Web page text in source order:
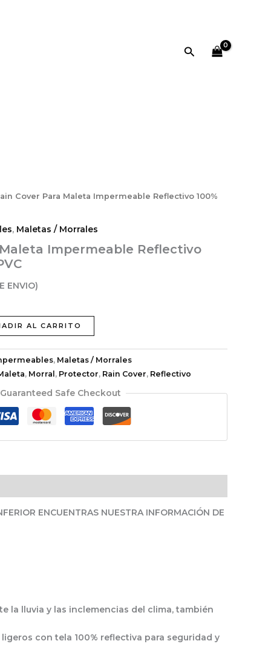
Buscar
Cover Para Maleta Impermeable Reflectivo 100%
, Maletas / Morrales
Impermeable Reflectivo
ENVIO)
AL CARRITO
, Maletas / Morrales
, Morral , Protector, Rain Cover, Reflectivo
Guaranteed Safe Checkout
ENCUENTRAS NUESTRA INFORMACIÓN DE
la lluvia y las inclemencias del clima, también
con tela 100% reflectiva para seguridad y